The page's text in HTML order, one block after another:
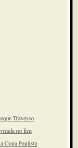
Travesso
no fim
Copa Paulista